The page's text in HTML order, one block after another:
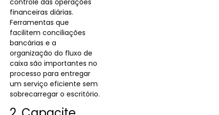
financeiras diárias.
Ferramentas que
facilitem conciliações
bancárias e a
organização do fluxo de
caixa são importantes no
processo para entregar
um serviço eficiente sem
sobrecarregar o escritório.